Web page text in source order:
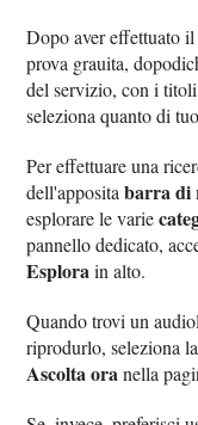
Dopo aver effettuato
prova grauita,
del servizio, con i
seleziona quanto di
Per effettuare una
dell'appositabarra di
esplorare le varie
pannello dedicato,
Esplorain alto.
Quando trovi un
riprodurlo, seleziona
Ascolta oranella